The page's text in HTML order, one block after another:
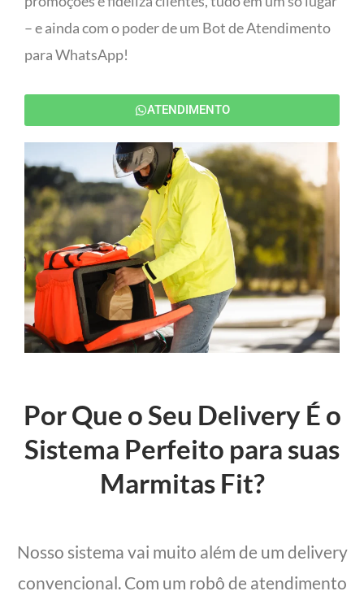
– e ainda com o poder de um Bot de Atendimento
para WhatsApp!
ATENDIMENTO
Por Que o Seu Delivery É o
Sistema Perfeito para suas
Marmitas Fit?
Nosso sistema vai muito além de um delivery
convencional. Com um robô de atendimento